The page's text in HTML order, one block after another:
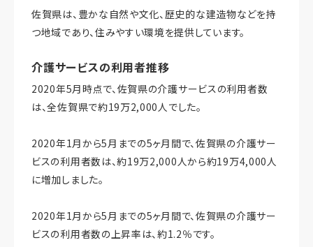
佐賀県は、豊かな自然や文化、歴史的な建造物などを持
つ地域であり、住みやすい環境を提供しています。
介護サービスの利用者推移
2020年5月時点で、佐賀県の介護サービスの利用者数
は、全佐賀県で約19万2,000人でした。
2020年1月から5月までの5ヶ月間で、佐賀県の介護サー
ビスの利用者数は、約19万2,000人から約19万4,000人
に増加しました。
2020年1月から5月までの5ヶ月間で、佐賀県の介護サー
ビスの利用者数の上昇率は、約1.2％です。